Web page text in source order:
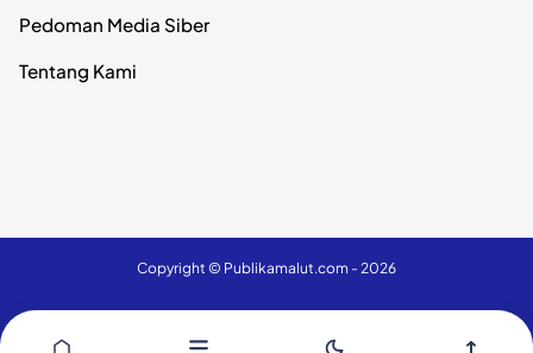
Pedoman Media Siber
Tentang Kami
Copyright © Publikamalut.com - 2026